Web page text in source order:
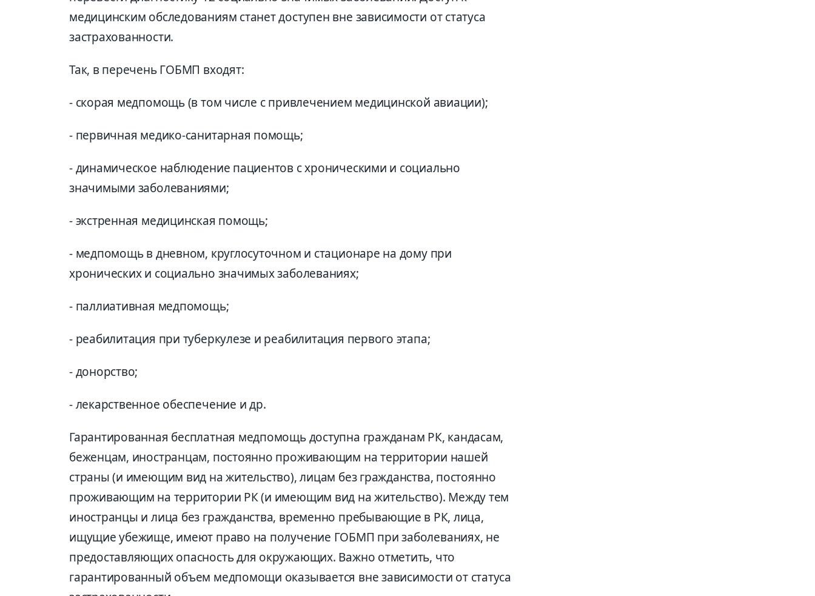
медицинским обследованиям станет доступен вне зависимости от статуса
застрахованности.
Так, в перечень ГОБМП входят:
- скорая медпомощь (в том числе с привлечением медицинской авиации);
- первичная медико-санитарная помощь;
- динамическое наблюдение пациентов с хроническими и социально
значимыми заболеваниями;
- экстренная медицинская помощь;
- медпомощь в дневном, круглосуточном и стационаре на дому при
хронических и социально значимых заболеваниях;
- паллиативная медпомощь;
- реабилитация при туберкулезе и реабилитация первого этапа;
- донорство;
- лекарственное обеспечение и др.
Гарантированная бесплатная медпомощь доступна гражданам РК, кандасам,
беженцам, иностранцам, постоянно проживающим на территории нашей
страны (и имеющим вид на жительство), лицам без гражданства, постоянно
проживающим на территории РК (и имеющим вид на жительство). Между тем
иностранцы и лица без гражданства, временно пребывающие в РК, лица,
ищущие убежище, имеют право на получение ГОБМП при заболеваниях, не
предоставляющих опасность для окружающих. Важно отметить, что
гарантированный объем медпомощи оказывается вне зависимости от статуса